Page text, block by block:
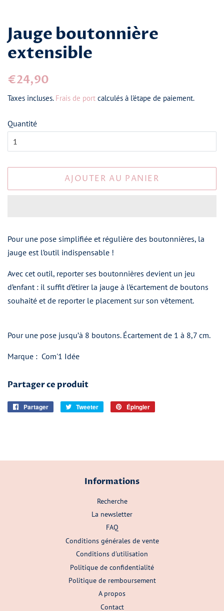
Jauge boutonnière
extensible
Prix
€24,90
Taxes incluses. Frais de port calculés à l'étape de paiement.
Quantité
AJOUTER AU PANIER
Pour une pose simplifiée et régulière des boutonnières, la
jauge est l’outil indispensable !
Avec cet outil, reporter ses boutonnières devient un jeu
d’enfant : il suffit d’étirer la jauge à l’écartement de boutons
souhaité et de reporter le placement sur son vêtement.
Pour une pose jusqu’à 8 boutons. Écartement de 1 à 8,7 cm.
Marque : Com'1 Idée
Partager ce produit
Partager
PartagerTweeter
Tweeter
Épingler
Informations
Recherche
La newsletter
FAQ
Conditions générales de vente
Conditions d'utilisation
Politique de confidentialité
Politique de remboursement
A propos
Contact